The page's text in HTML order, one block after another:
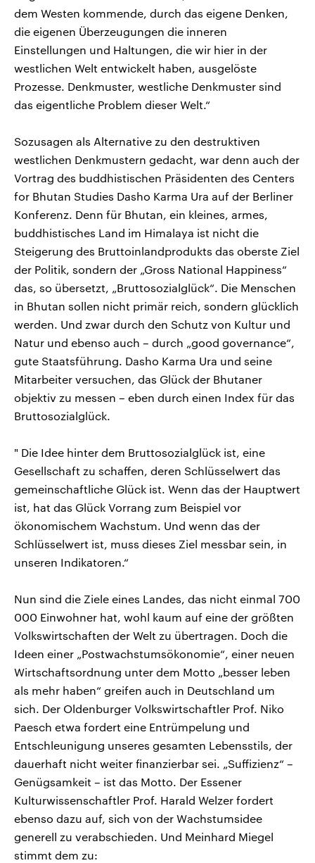
dem Westen kommende, durch das eigene Denken,
die eigenen Überzeugungen die inneren
Einstellungen und Haltungen, die wir hier in der
westlichen Welt entwickelt haben, ausgelöste
Prozesse. Denkmuster, westliche Denkmuster sind
das eigentliche Problem dieser Welt.“
Sozusagen als Alternative zu den destruktiven
westlichen Denkmustern gedacht, war denn auch der
Vortrag des buddhistischen Präsidenten des Centers
for Bhutan Studies Dasho Karma Ura auf der Berliner
Konferenz. Denn für Bhutan, ein kleines, armes,
buddhistisches Land im Himalaya ist nicht die
Steigerung des Bruttoinlandprodukts das oberste Ziel
der Politik, sondern der „Gross National Happiness“
das, so übersetzt, „Bruttosozialglück“. Die Menschen
in Bhutan sollen nicht primär reich, sondern glücklich
werden. Und zwar durch den Schutz von Kultur und
Natur und ebenso auch – durch „good governance“,
gute Staatsführung. Dasho Karma Ura und seine
Mitarbeiter versuchen, das Glück der Bhutaner
objektiv zu messen – eben durch einen Index für das
Bruttosozialglück.
" Die Idee hinter dem Bruttosozialglück ist, eine
Gesellschaft zu schaffen, deren Schlüsselwert das
gemeinschaftliche Glück ist. Wenn das der Hauptwert
ist, hat das Glück Vorrang zum Beispiel vor
ökonomischem Wachstum. Und wenn das der
Schlüsselwert ist, muss dieses Ziel messbar sein, in
unseren Indikatoren.“
Nun sind die Ziele eines Landes, das nicht einmal 700
000 Einwohner hat, wohl kaum auf eine der größten
Volkswirtschaften der Welt zu übertragen. Doch die
Ideen einer „Postwachstumsökonomie“, einer neuen
Wirtschaftsordnung unter dem Motto „besser leben
als mehr haben“ greifen auch in Deutschland um
sich. Der Oldenburger Volkswirtschaftler Prof. Niko
Paesch etwa fordert eine Entrümpelung und
Entschleunigung unseres gesamten Lebensstils, der
dauerhaft nicht weiter finanzierbar sei. „Suffizienz“ –
Genügsamkeit – ist das Motto. Der Essener
Kulturwissenschaftler Prof. Harald Welzer fordert
ebenso dazu auf, sich von der Wachstumsidee
generell zu verabschieden. Und Meinhard Miegel
stimmt dem zu: